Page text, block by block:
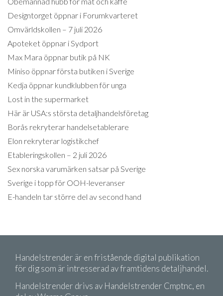
Designtorget öppnar i Forumkvarteret
Omvärldskollen – 7 juli 2026
Apoteket öppnar i Sydport
Max Mara öppnar butik på NK
Miniso öppnar första butiken i Sverige
Kedja öppnar kundklubben för unga
Lost in the supermarket
Här är USA:s största detaljhandelsföretag
Borås rekryterar handelsetablerare
Elon rekryterar logistikchef
Etableringskollen – 2 juli 2026
Sex norska varumärken satsar på Sverige
Sverige i topp för OOH-leveranser
E-handeln tar större del av second hand
Handelstrender är en fristående digital publikation
för dig som är intresserad av framtidens detaljhandel.
Handelstrender drivs av Handelstrender Cmptnc, en